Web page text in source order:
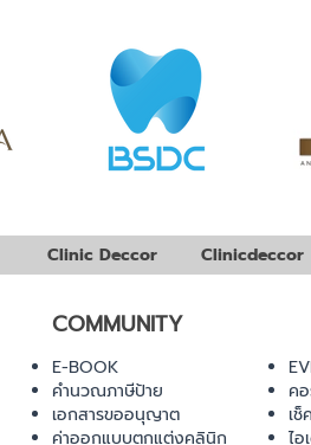
Clinic Deccor Clinicdeccor
COMMUNITY
E-BOOK
คำนวณภาษีป้าย
เอกสารขออนุญาต
ค่าออกแบบตกแต่งคลินิก
ค
เ
ไ